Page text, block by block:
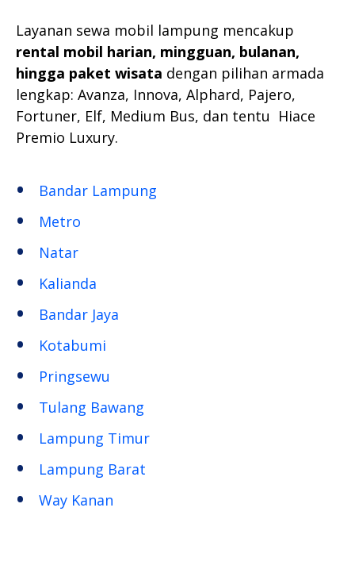
Layanan sewa mobil lampung mencakup
rental mobil harian, mingguan, bulanan,
hingga paket wisata dengan pilihan armada
lengkap: Avanza, Innova, Alphard, Pajero,
Fortuner, Elf, Medium Bus, dan tentu Hiace
Premio Luxury.
Bandar Lampung
Metro
Natar
Kalianda
Bandar Jaya
Kotabumi
Pringsewu
Tulang Bawang
Lampung Timur
Lampung Barat
Way Kanan